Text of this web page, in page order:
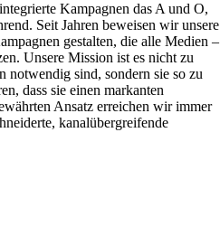
Kampagnen das A und O,
Seit Jahren beweisen wir unsere
gestalten, die alle Medien –
Unsere Mission ist es nicht zu
notwendig sind, sondern sie so zu
dass sie einen markanten
Ansatz erreichen wir immer
kanalübergreifende